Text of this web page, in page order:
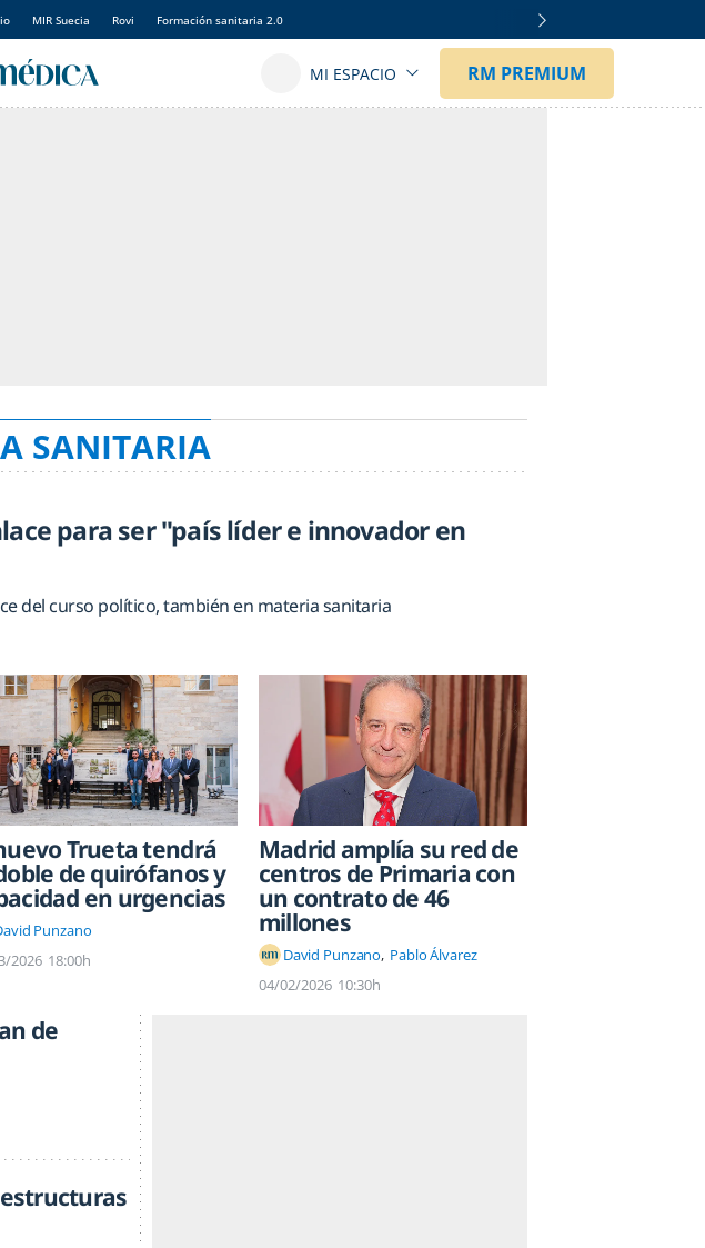
MIR Suecia Rovi Formación sanitaria 2.0
SANITARIA
para ser "país líder e innovador en
del curso político, también en materia sanitaria
Trueta tendrá
de quirófanos y
en urgencias
Punzano
2026 18:00h
Madrid amplía su red de
centros de Primaria con
un contrato de 46
millones
David Punzano Pablo Álvarez
04/02/2026 10:30h
de